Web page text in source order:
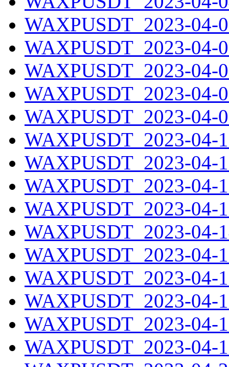
WAXPUSDT_2023-04-
WAXPUSDT_2023-04-
WAXPUSDT_2023-04-
WAXPUSDT_2023-04-
WAXPUSDT_2023-04-
WAXPUSDT_2023-04-
WAXPUSDT_2023-04-
WAXPUSDT_2023-04-
WAXPUSDT_2023-04-
WAXPUSDT_2023-04-
WAXPUSDT_2023-04-
WAXPUSDT_2023-04-
WAXPUSDT_2023-04-
WAXPUSDT_2023-04-
WAXPUSDT_2023-04-